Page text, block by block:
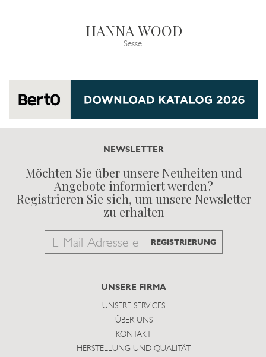
HANNA WOOD
Sessel
NEWSLETTER
Möchten Sie über unsere Neuheiten und
Angebote informiert werden?
Registrieren Sie sich, um unsere Newsletter
zu erhalten
Email
subscribe
REGISTRIERUNG
UNSERE FIRMA
UNSERE SERVICES
ÜBER UNS
KONTAKT
HERSTELLUNG UND QUALITÄT